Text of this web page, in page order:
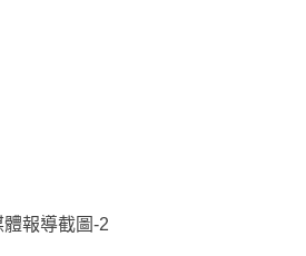
體報導截圖-2